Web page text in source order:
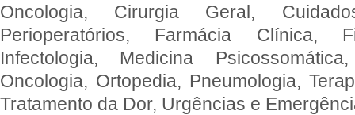
Oncologia, Cirurgia Geral,
Perioperatórios, Farmácia Clínica,
Infectologia, Medicina
Oncologia, Ortopedia, Pneumologia,
Tratamento da Dor, Urgências e